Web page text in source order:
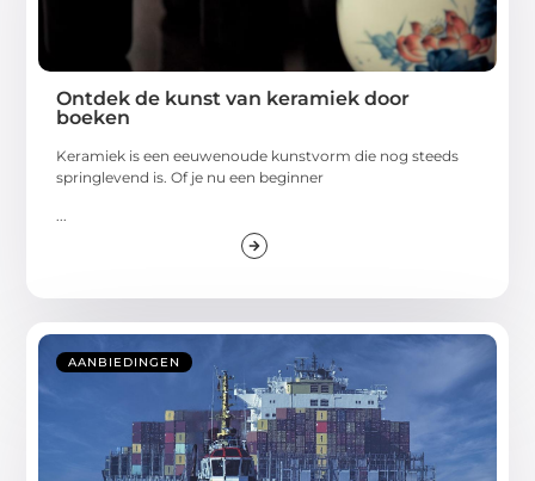
Ontdek de kunst van keramiek door
boeken
Keramiek is een eeuwenoude kunstvorm die nog steeds
springlevend is. Of je nu een beginner
...
AANBIEDINGEN